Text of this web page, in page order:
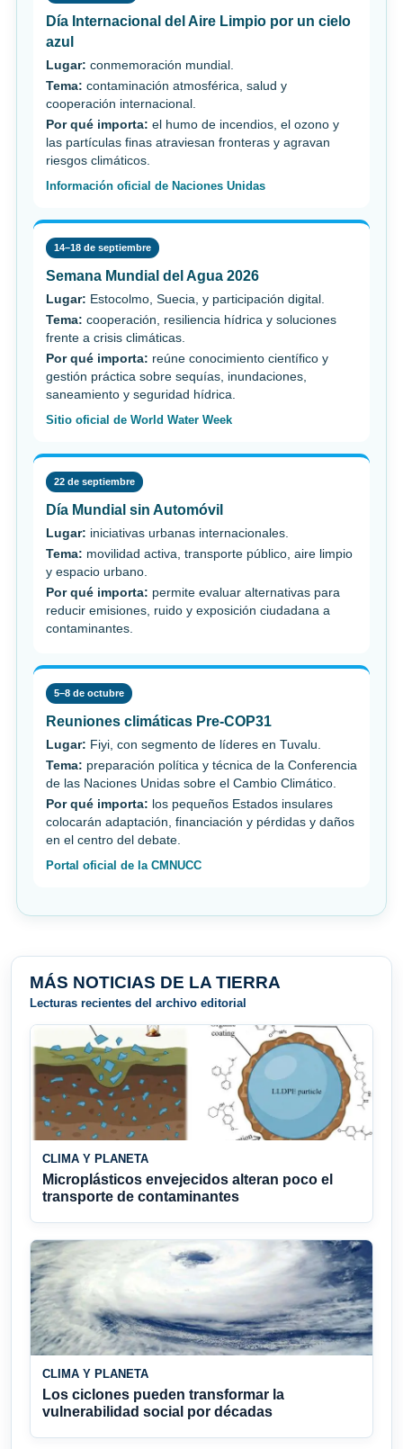
Día Internacional del Aire Limpio por un cielo
azul
Lugar: conmemoración mundial.
Tema: contaminación atmosférica, salud y
cooperación internacional.
Por qué importa: el humo de incendios, el ozono y
las partículas finas atraviesan fronteras y agravan
riesgos climáticos.
Información oficial de Naciones Unidas
14–18 de septiembre
Semana Mundial del Agua 2026
Lugar: Estocolmo, Suecia, y participación digital.
Tema: cooperación, resiliencia hídrica y soluciones
frente a crisis climáticas.
Por qué importa: reúne conocimiento científico y
gestión práctica sobre sequías, inundaciones,
saneamiento y seguridad hídrica.
Sitio oficial de World Water Week
22 de septiembre
Día Mundial sin Automóvil
Lugar: iniciativas urbanas internacionales.
Tema: movilidad activa, transporte público, aire limpio
y espacio urbano.
Por qué importa: permite evaluar alternativas para
reducir emisiones, ruido y exposición ciudadana a
contaminantes.
5–8 de octubre
Reuniones climáticas Pre-COP31
Lugar: Fiyi, con segmento de líderes en Tuvalu.
Tema: preparación política y técnica de la Conferencia
de las Naciones Unidas sobre el Cambio Climático.
Por qué importa: los pequeños Estados insulares
colocarán adaptación, financiación y pérdidas y daños
en el centro del debate.
Portal oficial de la CMNUCC
MÁS NOTICIAS DE LA TIERRA
Lecturas recientes del archivo editorial
CLIMA Y PLANETA
Microplásticos envejecidos alteran poco el
transporte de contaminantes
CLIMA Y PLANETA
Los ciclones pueden transformar la
vulnerabilidad social por décadas